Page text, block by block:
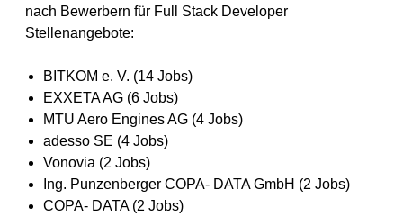
nach Bewerbern für Full Stack Developer
Stellenangebote:
BITKOM e. V. (14 Jobs)
EXXETA AG (6 Jobs)
MTU Aero Engines AG (4 Jobs)
adesso SE (4 Jobs)
Vonovia (2 Jobs)
Ing. Punzenberger COPA- DATA GmbH (2 Jobs)
COPA- DATA (2 Jobs)